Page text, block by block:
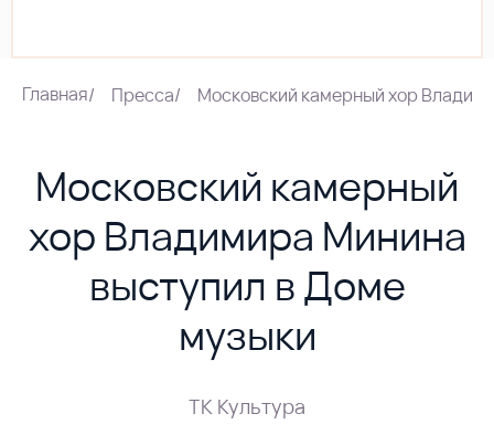
Главная/ Пресса/ Московский камерный хор
Московский камерный
хор Владимира Минина
выступил в Доме
музыки
ТК Культура